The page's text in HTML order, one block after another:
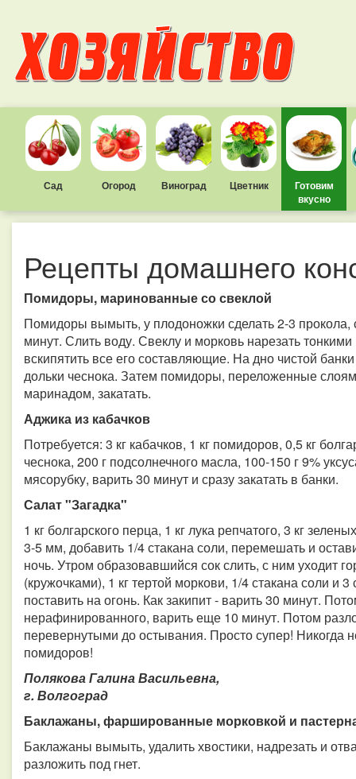
Сад Огород Виноград Цветник
Готовим
вкусно
Рецепты домашнего
Помидоры, маринованные со свеклой
Помидоры вымыть, у плодоножки сделать 2-3 прокола,
минут. Слить воду. Свеклу и морковь нарезать
вскипятить все его составляющие. На дно чистой
дольки чеснока. Затем помидоры, переложенные
маринадом, закатать.
Аджика из кабачков
Потребуется: 3 кг кабачков, 1 кг помидоров, 0,5 кг
чеснока, 200 г подсолнечного масла, 100-150 г 9%
мясорубку, варить 30 минут и сразу закатать в банки.
Салат "Загадка"
1 кг болгарского перца, 1 кг лука репчатого, 3 кг
3-5 мм, добавить 1/4 стакана соли, перемешать и
ночь. Утром образовавшийся сок слить, с ним уходит
(кружочками), 1 кг тертой моркови, 1/4 стакана соли
поставить на огонь. Как закипит - варить 30 минут.
нерафинированного, варить еще 10 минут. Потом
перевернутыми до остывания. Просто супер! Никогда
помидоров!
Полякова Галина Васильевна,
г. Волгоград
Баклажаны, фаршированные морковкой и
Баклажаны вымыть, удалить хвостики, надрезать и
разложить под гнет.